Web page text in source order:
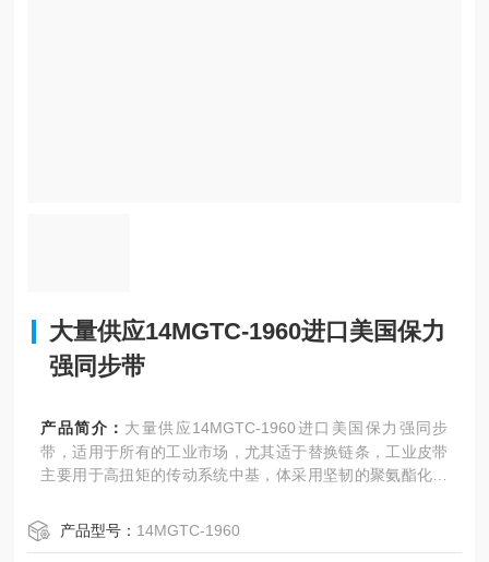
大量供应14MGTC-1960进口美国保力
强同步带
产品简介： 大量供应14MGTC-1960进口美国保力强同步
带，适用于所有的工业市场，尤其适于替换链条，工业皮带
主要用于高扭矩的传动系统中基，体采用坚韧的聚氨酯化合
产品型号： 14MGTC-1960